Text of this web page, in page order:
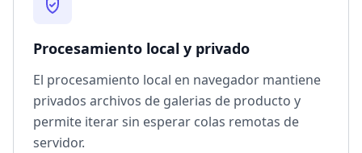
Procesamiento local y privado
El procesamiento local en navegador mantiene
privados archivos de galerias de producto y
permite iterar sin esperar colas remotas de
servidor.